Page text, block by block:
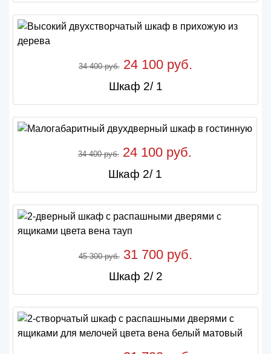
34 400 руб. 24 100 руб.
Шкаф 2/ 1
34 400 руб. 24 100 руб.
Шкаф 2/ 1
45 300 руб. 31 700 руб.
Шкаф 2/ 2